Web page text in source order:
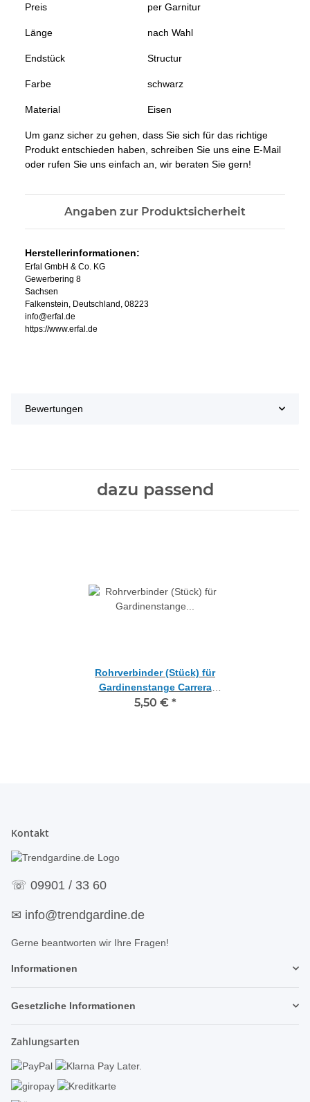
Preis per Garnitur
Länge nach Wahl
Endstück Structur
Farbe schwarz
Material Eisen
Um ganz sicher zu gehen, dass Sie sich für das richtige
Produkt entschieden haben, schreiben Sie uns eine E-Mail
oder rufen Sie uns einfach an, wir beraten Sie gern!
Angaben zur Produktsicherheit
Herstellerinformationen:
Erfal GmbH & Co. KG
Gewerbering 8
Sachsen
Falkenstein, Deutschland, 08223
info@erfal.de
https://www.erfal.de
Bewertungen
dazu passend
Rohrverbinder (Stück) für
Gardinenstange Carrera
Innenlauf 19 mm
5,50 € *
Kontakt
☏ 09901 / 33 60
✉ info@trendgardine.de
Gerne beantworten wir Ihre Fragen!
Informationen
Gesetzliche Informationen
Zahlungsarten